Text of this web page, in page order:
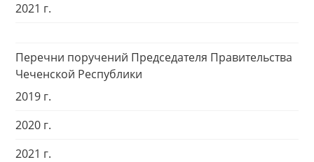
2021 г.
Перечни поручений Председателя Правительства
Чеченской Республики
2019 г.
2020 г.
2021 г.